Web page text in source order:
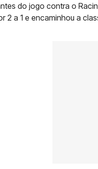
do jogo contra o
2 a 1 e encaminhou a